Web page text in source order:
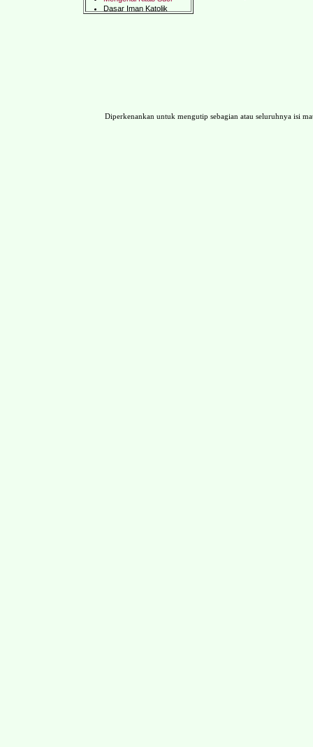
Diperkenankan untuk mengutip sebagian atau seluruhnya isi